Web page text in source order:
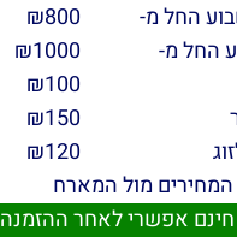
החל מ- 800
₪
החל מ-
1000
₪
100
₪
150
₪
120
₪
מול המארח
חינם אפשרי לאחר ההזמנה